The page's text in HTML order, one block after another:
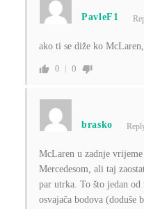
PavleF1
ako ti se diže ko
0 0
brasko
McLaren u zadnje
Mercedesom, ali taj
par utrka. To što jedan
osvajača bodova (doduše